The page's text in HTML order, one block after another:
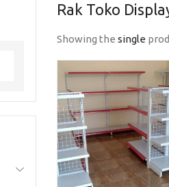
Rak Toko
Showing the single